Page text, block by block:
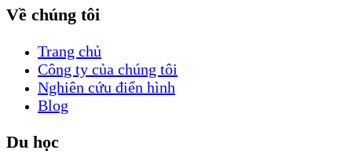
Về chúng tôi
Trang chủ
Công ty của chúng tôi
Nghiên cứu điển hình
Blog
Du học